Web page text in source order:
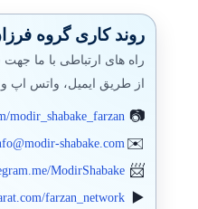
روند کاری گروه
راه های ارتباطی با ما
از طریق ایمیل، واتس اپ
modir_shabake_farzan
shabake.com
ModirShabake
farzan_network